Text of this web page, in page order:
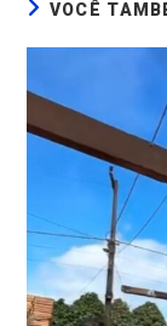
VOCÊ